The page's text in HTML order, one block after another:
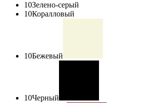
10Зелено-серый
10Коралловый
10Бежевый
10Черный